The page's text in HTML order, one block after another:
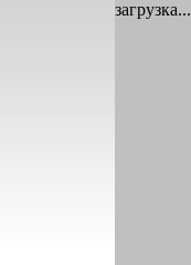
загрузка...